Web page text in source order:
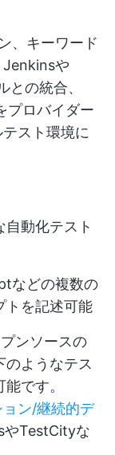
、キーワード
Jenkinsや
の統合、
プロバイダー
スト環境に
動化テスト
などの複数の
トを記述可能
ンソースの
のようなテス
です。
ン/継続的デ
やTestCityな